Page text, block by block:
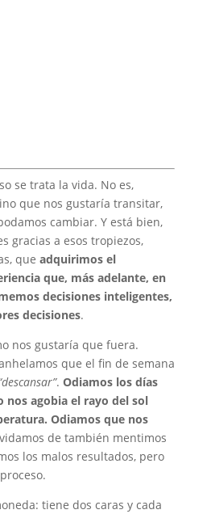
se trata la vida. No es,
que nos gustaría transitar,
cambiar. Y está bien,
gracias a esos tropiezos,
que adquirimos el
que, más adelante, en
decisiones inteligentes,
decisiones.
nos gustaría que fuera.
que el fin de semana
. Odiamos los días
nos agobia el rayo del sol
Odiamos que nos
de también mentimos
los malos resultados, pero
tiene dos caras y cada